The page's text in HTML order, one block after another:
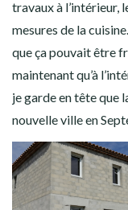
travaux à l’intérieur,
mesures de la
que ça pouvait être
maintenant qu’à
je garde en tête que
nouvelle ville en